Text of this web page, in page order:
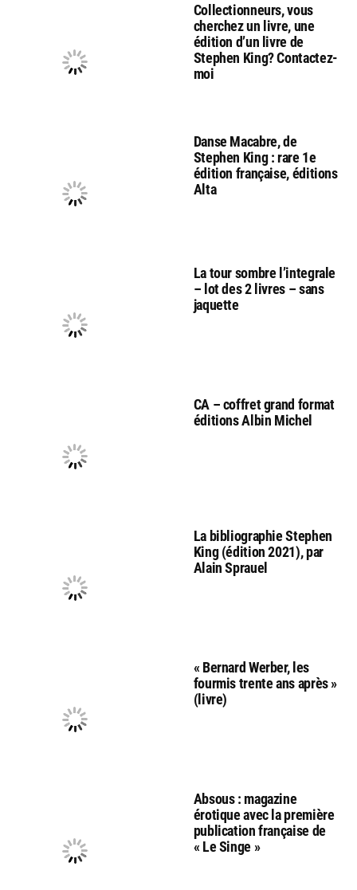
Collectionneurs, vous
cherchez un livre, une
édition d’un livre de
Stephen King? Contactez-
moi
Danse Macabre, de
Stephen King : rare 1e
édition française, éditions
Alta
La tour sombre l’integrale
– lot des 2 livres – sans
jaquette
CA – coffret grand format
éditions Albin Michel
La bibliographie Stephen
King (édition 2021), par
Alain Sprauel
« Bernard Werber, les
fourmis trente ans après »
(livre)
Absous : magazine
érotique avec la première
publication française de
« Le Singe »